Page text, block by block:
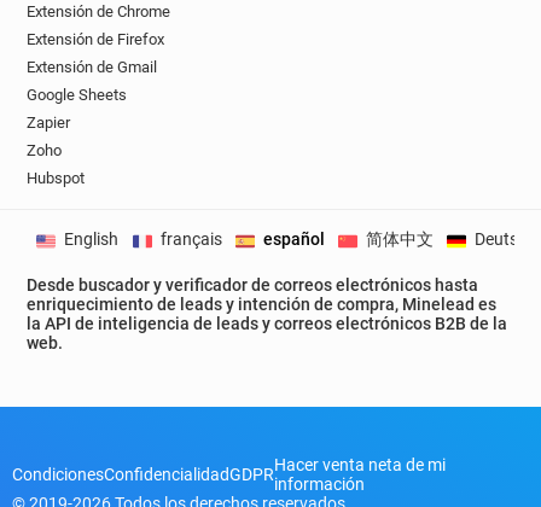
Extensión de Chrome
Extensión de Firefox
Extensión de Gmail
Google Sheets
Zapier
Zoho
Hubspot
Desde buscador y verificador de correos electrónicos hasta
enriquecimiento de leads y intención de compra, Minelead es
la API de inteligencia de leads y correos electrónicos B2B de la
web.
English français español 简体中文 Deutsch
CondicionesConfidencialidadGDPRHacer venta neta de mi
información